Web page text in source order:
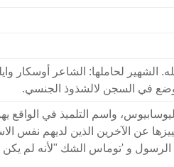
واسم التلميذ في الواقع
عن الآخرين الذين لديهم نفس
و 'توماس الشك "لأنه لم يكن